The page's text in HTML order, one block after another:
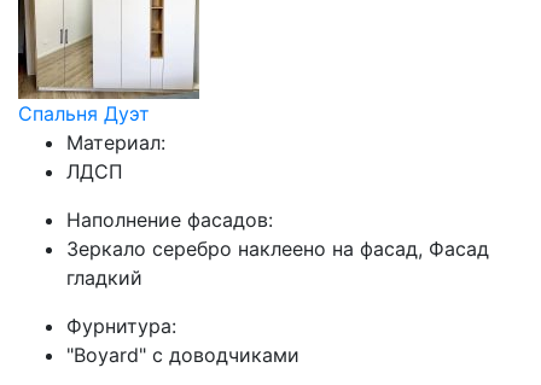
Спальня Дуэт
Материал:
ЛДСП
Наполнение фасадов:
Зеркало серебро наклеено на фасад, Фасад
гладкий
Фурнитура:
"Boyard" с доводчиками